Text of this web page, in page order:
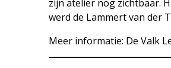
zijn atelier nog zichtbaar.
werd de Lammert van der
Meer informatie: De Valk